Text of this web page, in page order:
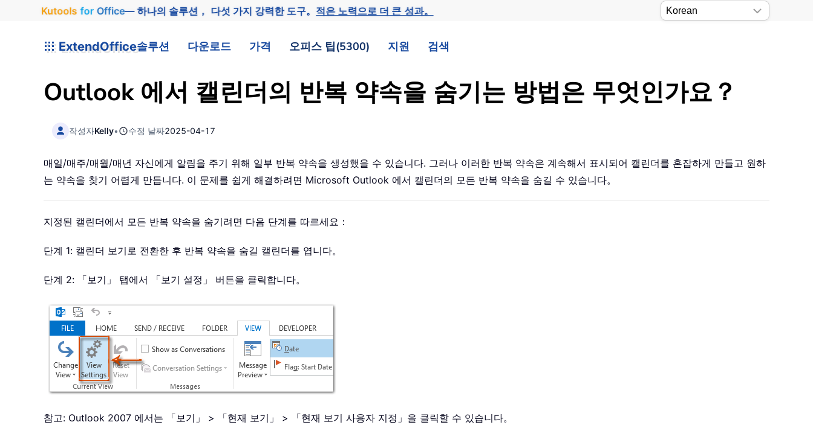
Kutools for Office— 하나의 솔루션， 다섯 가지 강력한 도구。적은 노력으로 더 큰 성과。
ExtendOffice솔루션 다운로드 가격 오피스 팁(5300) 지원 검색
Outlook 에서 캘린더의 반복 약속을 숨기는 방법은 무엇인가요？
작성자Kelly• 수정 날짜2025-04-17
매일/매주/매월/매년 자신에게 알림을 주기 위해 일부 반복 약속을 생성했을 수 있습니다. 그러나 이러한 반복 약속은 계속해서 표시되어 캘린더를 혼잡하게 만들고 원하
는 약속을 찾기 어렵게 만듭니다. 이 문제를 쉽게 해결하려면 Microsoft Outlook 에서 캘린더의 모든 반복 약속을 숨길 수 있습니다。
지정된 캘린더에서 모든 반복 약속을 숨기려면 다음 단계를 따르세요：
단계 1: 캘린더 보기로 전환한 후 반복 약속을 숨길 캘린더를 엽니다。
단계 2: 「보기」 탭에서 「보기 설정」 버튼을 클릭합니다。
참고: Outlook 2007 에서는 「보기」 > 「현재 보기」 > 「현재 보기 사용자 지정」을 클릭할 수 있습니다。